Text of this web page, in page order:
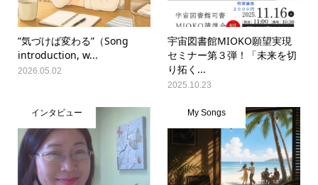
”気づけば変わる”（Song
introduction, w...
2026.05.02
宇宙図書館MIOKO願望実現
セミナー第３弾！「未来を切
り拓く...
2025.10.23
インタビュー My Songs